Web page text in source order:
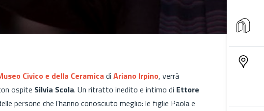
Civico e della Ceramica di Ariano Irpino, verrà
ospite Silvia Scola. Un ritratto inedito e intimo di Ettore
persone che l'hanno conosciuto meglio: le figlie Paola e